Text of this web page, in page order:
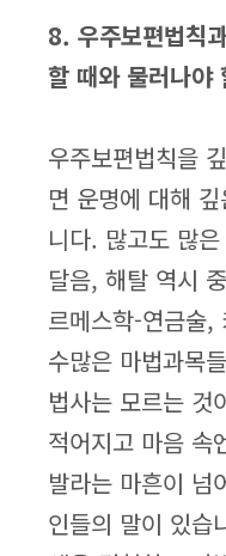
8. 우주보편법칙
할 때와 물러나야
우주보편법칙을
면 운명에 대해
니다. 많고도 많
달음, 해탈 역시
르메스학-연금술
수많은 마법과목
법사는 모르는 것
적어지고 마음 속
발라는 마흔이 넘
인들의 말이 있습